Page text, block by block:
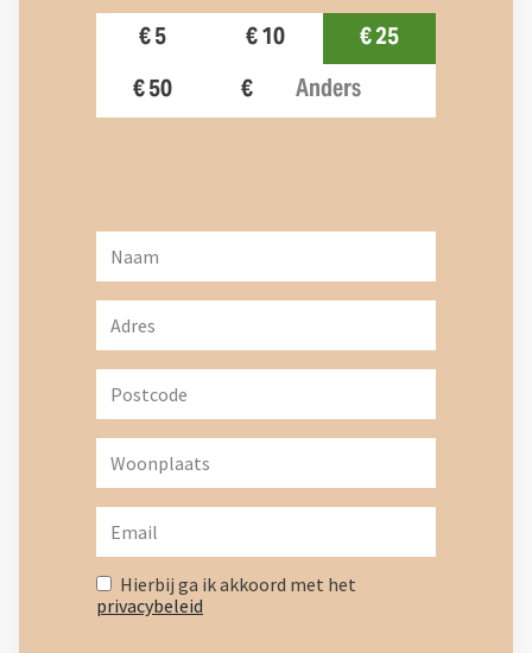
€ 5 € 10
€ 25
€ 50
€
Hierbij ga ik akkoord met het
privacybeleid